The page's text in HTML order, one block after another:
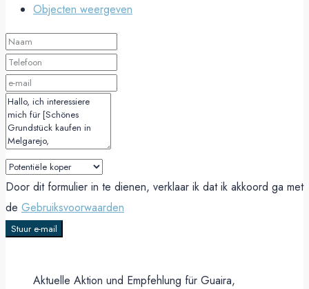
Objecten weergeven
Door dit formulier in te dienen, verklaar ik dat ik akkoord ga met
de Gebruiksvoorwaarden
Stuur e-mail
Aktuelle Aktion und Empfehlung für Guaira,